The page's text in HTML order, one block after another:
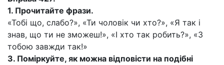
1. Прочитайте фрази.
«Тобі що, слабо?», «Ти чоловік чи хто?», «Я так і
знав, що ти не зможеш!», «І хто так робить?», «З
тобою завжди так!»
3. Поміркуйте, як можна відповісти на подібні